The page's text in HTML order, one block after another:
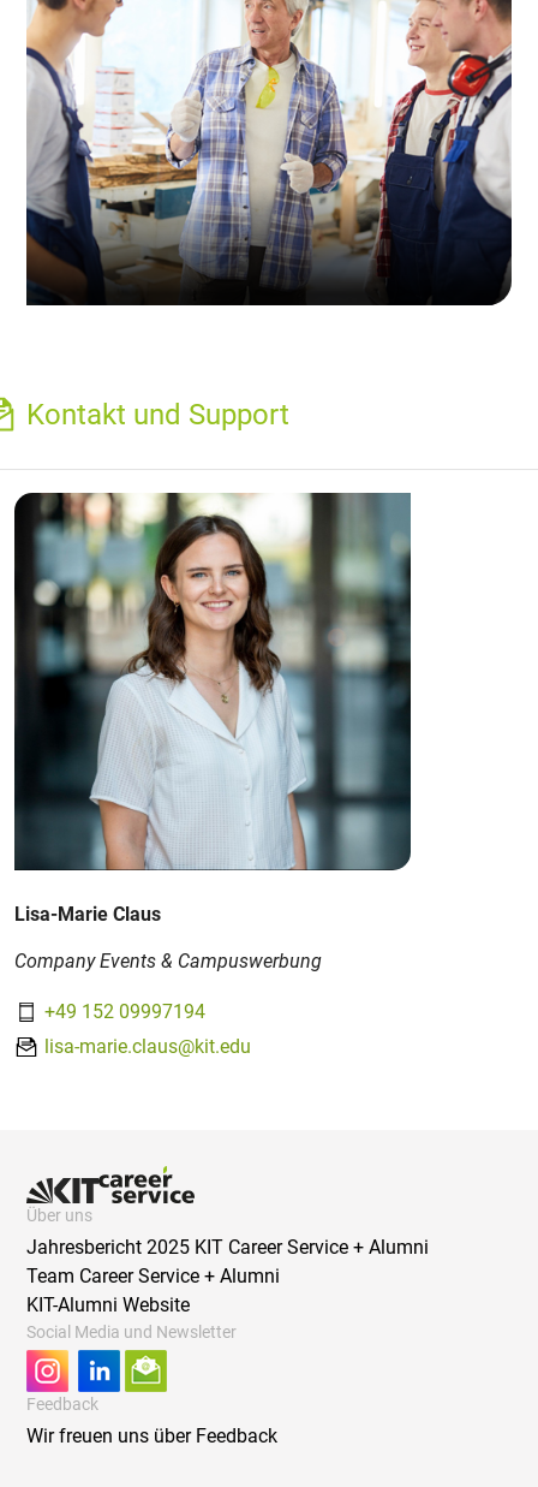
Kontakt und Support
Lisa-Marie Claus
Company Events & Campuswerbung
+49 152 09997194
lisa-marie.claus@kit.edu
Über uns
Jahresbericht 2025 KIT Career Service + Alumni
Team Career Service + Alumni
KIT-Alumni Website
Social Media und Newsletter
Feedback
Wir freuen uns über Feedback